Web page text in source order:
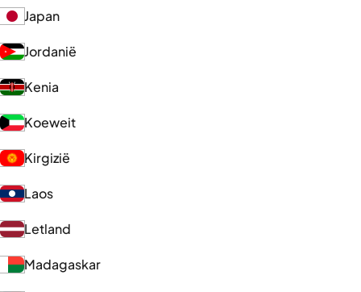
Japan
Jordanië
Kenia
Koeweit
Kirgizië
Laos
Letland
Madagaskar